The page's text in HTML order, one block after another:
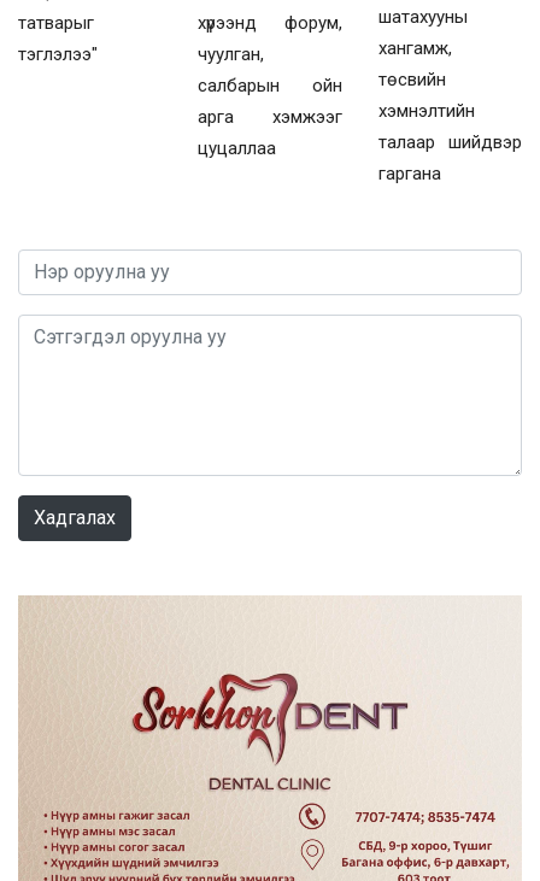
татварыг
тэглэлээ"
хүрээнд форум,
чуулган,
салбарын ойн
арга хэмжээг
цуцаллаа
шатахууны
хангамж,
төсвийн
хэмнэлтийн
талаар шийдвэр
гаргана
Хадгалах